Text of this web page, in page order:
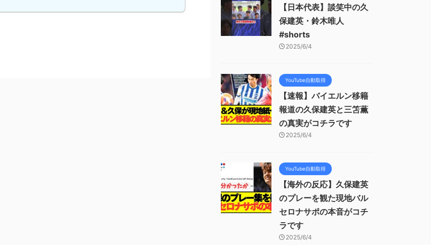
【日本代表】談笑中の久
保建英・鈴木唯人
#shorts
2025/6/4
YouTube自動取得
【速報】バイエルン移籍
報道の久保建英と三笘薫
の真実がコチラです
2025/6/4
YouTube自動取得
【海外の反応】久保建英
のプレーを観た現地バル
セロナサポの本音がコチ
ラです
2025/6/4